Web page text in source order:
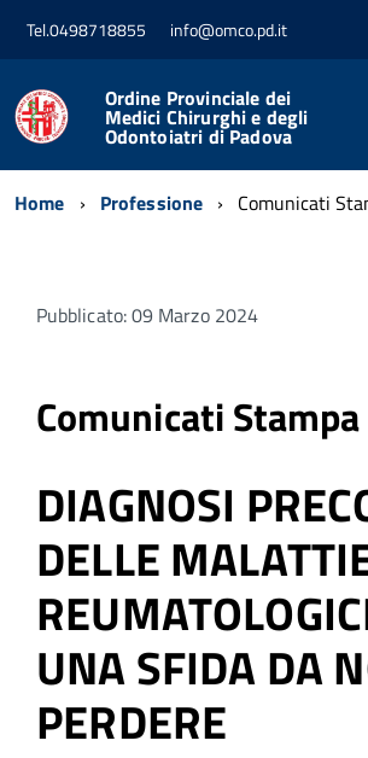
Tel.0498718855 info@omco.pd.it
Ordine Provinciale dei
Medici Chirurghi e degli
Odontoiatri di Padova
Home Professione Comunicati
Pubblicato: 09 Marzo 2024
Comunicati Stampa
DIAGNOSI
DELLE
UNA SFIDA DA
PERDERE